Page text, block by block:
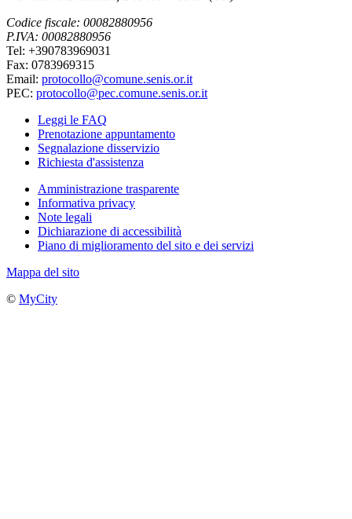
Codice fiscale: 00082880956
P.IVA: 00082880956
Tel: +390783969031
Fax: 0783969315
Email: protocollo@comune.senis.or.it
PEC: protocollo@pec.comune.senis.or.it
Leggi le FAQ
Prenotazione appuntamento
Segnalazione disservizio
Richiesta d'assistenza
Amministrazione trasparente
Informativa privacy
Note legali
Dichiarazione di accessibilità
Piano di miglioramento del sito e dei servizi
Mappa del sito
© MyCity